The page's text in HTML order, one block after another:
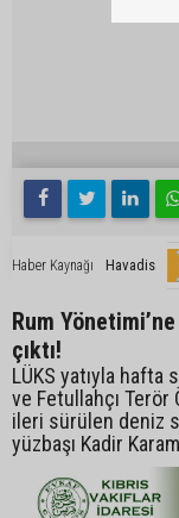
Haber Kaynağı Havadis
Rum
çıktı!
LÜKS yatıyla hafta
ve Fetullahçı
ileri sürülen deniz
yüzbaşı Kadir